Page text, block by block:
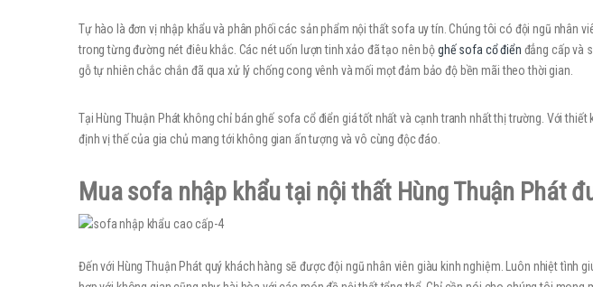
Tự hào là đơn vị nhập khẩu và phân phối các sản phẩm nội thất sofa uy tín. Chúng tôi có đội ngũ nhân
trong từng đường nét điêu khắc. Các nét uốn lượn tinh xảo đã tạo nên bộghế sofa cổ điển đẳng cấp và
gỗ tự nhiên chắc chắn đã qua xử lý chống cong vênh và mối mọt đảm bảo độ bền mãi theo thời gian.
Tại Hùng Thuận Phát không chỉ bán ghế sofa cổ điển giá tốt nhất và cạnh tranh nhất thị trường. Với
định vị thế của gia chủ mang tới không gian ấn tượng và vô cùng độc đáo.
Mua sofa nhập khẩu tại nội thất Hùng Thuận Phát
Đến với Hùng Thuận Phát quý khách hàng sẽ được đội ngũ nhân viên giàu kinh nghiệm. Luôn nhiệt tình